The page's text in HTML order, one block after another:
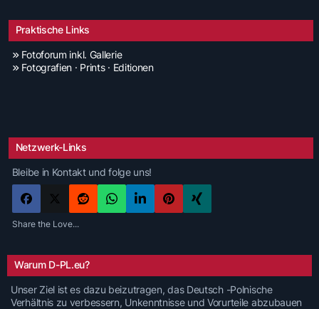
Praktische Links
Fotoforum inkl. Gallerie
Fotografien · Prints · Editionen
Netzwerk-Links
Bleibe in Kontakt und folge uns!
Share the Love...
Warum D-PL.eu?
Unser Ziel ist es dazu beizutragen, das Deutsch -Polnische
Verhältnis zu verbessern, Unkenntnisse und Vorurteile abzubauen